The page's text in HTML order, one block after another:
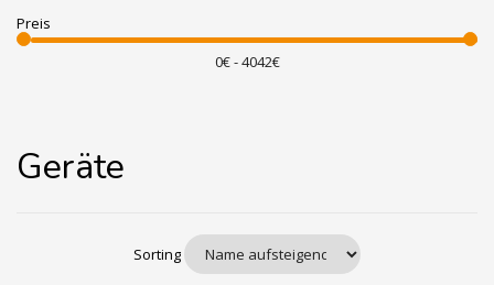
Preis
Geräte
Sorting